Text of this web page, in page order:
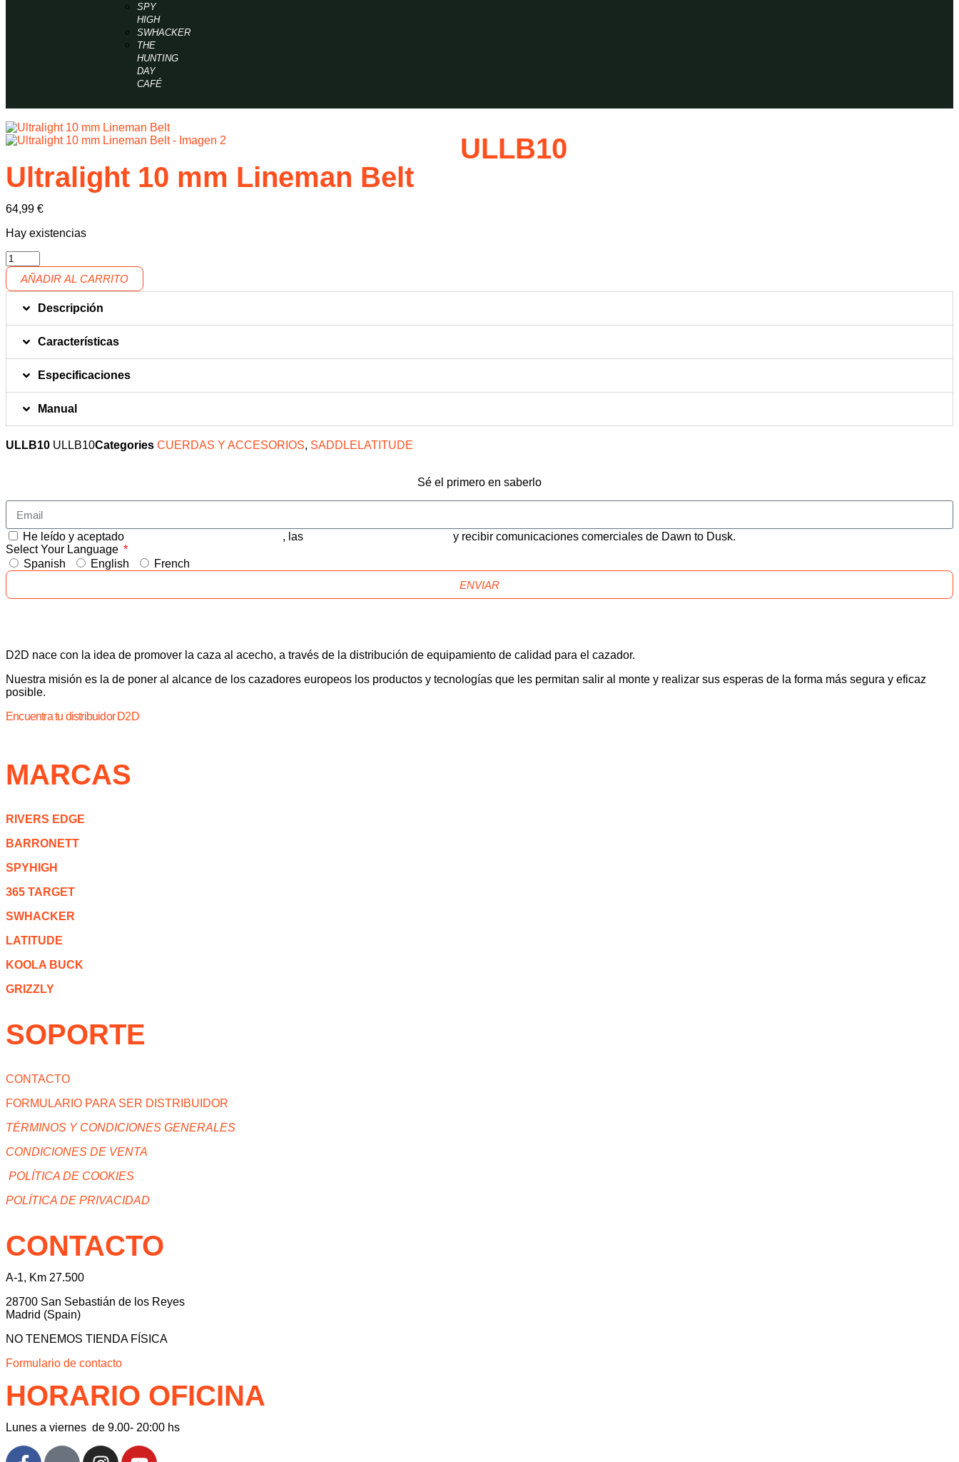
SPY
HIGH
SWHACKER
THE
HUNTING
DAY
CAFÉ
ULLB10
Ultralight 10 mm Lineman Belt
64,99 €
Hay existencias
AÑADIR AL CARRITO
Descripción
Características
Especificaciones
Manual
ULLB10 ULLB10Categories CUERDAS Y ACCESORIOS, SADDLE LATITUDE
Sé el primero en saberlo
He leído y aceptado , las
y recibir comunicaciones comerciales de Dawn to Dusk.
Select Your Language
Spanish
English
French
ENVIAR
D2D nace con la idea de promover la caza al acecho, a través de la distribución de equipamiento de calidad para el cazador.
Nuestra misión es la de poner al alcance de los cazadores europeos los productos y tecnologías que les permitan salir al monte y realizar sus esperas de la forma más segura y eficaz
posible.
Encuentra tu distribuidor D2D
MARCAS
RIVERS EDGE
BARRONETT
SPYHIGH
365 TARGET
SWHACKER
LATITUDE
KOOLA BUCK
GRIZZLY
SOPORTE
CONTACTO
FORMULARIO PARA SER DISTRIBUIDOR
TÉRMINOS Y CONDICIONES GENERALES
CONDICIONES DE VENTA
POLÍTICA DE COOKIES
POLÍTICA DE PRIVACIDAD
CONTACTO
A-1, Km 27.500
28700 San Sebastián de los Reyes
Madrid (Spain)
NO TENEMOS TIENDA FÍSICA
Formulario de contacto
HORARIO OFICINA
Lunes a viernes de 9.00- 20:00 hs